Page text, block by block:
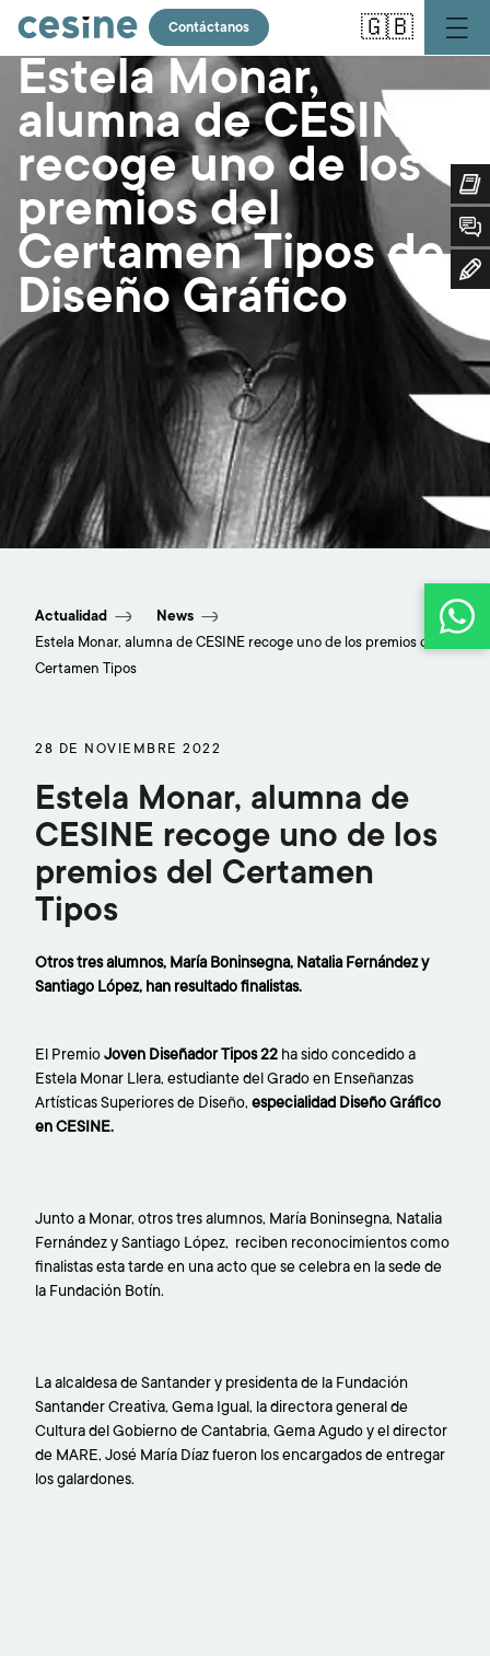
contenido
principal
Contáctanos 🇬🇧
Estela Monar,
alumna de CESINE,
recoge uno de los
premios del
Certamen Tipos de
Diseño Gráfico
finalistas.
Actualidad
News
Estela Monar, alumna de CESINE recoge uno de los premios del
Certamen Tipos
28 DE NOVIEMBRE 2022
Estela Monar, alumna de
CESINE recoge uno de los
premios del Certamen
Tipos
Otros tres alumnos, María Boninsegna, Natalia Fernández y
Santiago López, han resultado finalistas.
El PremioJoven Diseñador Tipos 22 ha sido concedido a
Estela Monar Llera, estudiante del Grado en Enseñanzas
Artísticas Superiores de Diseño, especialidad Diseño Gráfico
en CESINE.
Junto a Monar, otros tres alumnos, María Boninsegna, Natalia
Fernández y Santiago López, reciben reconocimientos como
finalistas esta tarde en una acto que se celebra en la sede de
la Fundación Botín.
La alcaldesa de Santander y presidenta de la Fundación
Santander Creativa, Gema Igual, la directora general de
Cultura del Gobierno de Cantabria, Gema Agudo y el director
de MARE, José María Díaz fueron los encargados de entregar
los galardones.